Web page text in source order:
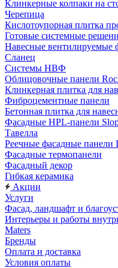
Клинкерные колпаки на
Черепица
Кислотоупорная плитка
Готовые системные
Навесные вентилируемые
Сланец
Системы НВФ
Облицовочные панели
Клинкерная плитка для
Фиброцементные панели
Бетонная плитка для
Фасадные HPL-панели
Тавелла
Реечные фасадные панели
Фасадные термопанели
Фасадный декор
Гибкая керамика
Акции
Услуги
Фасад, ландшафт и
Интерьеры и работы
Maters
Бренды
Оплата и доставка
Условия оплаты